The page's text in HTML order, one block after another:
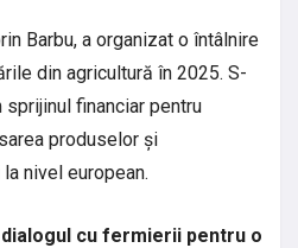
Barbu, a organizat o întâlnire
din agricultură în 2025. S-
financiar pentru
produselor și
nivel european.
cu fermierii pentru o